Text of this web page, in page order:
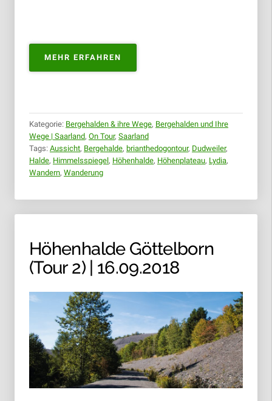
MEHR ERFAHREN
LYDIA
Kategorie: Bergehalden & ihre Wege, Bergehalden und Ihre
Wege | Saarland, On Tour, Saarland
Tags: Aussicht, Bergehalde, brianthedogontour, Dudweiler,
Halde, Himmelsspiegel, Höhenhalde, Höhenplateau, Lydia,
Wandern, Wanderung
Höhenhalde Göttelborn
(Tour 2) | 16.09.2018